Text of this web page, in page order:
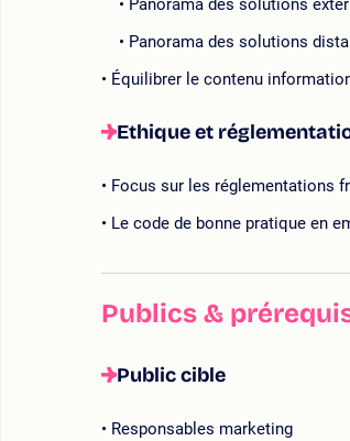
Panorama des solutions
Panorama des solutions
Équilibrer le contenu
Ethique et
Focus sur les réglementations
Le code de bonne pratique en
Publics &
Public cible
Responsables marketing